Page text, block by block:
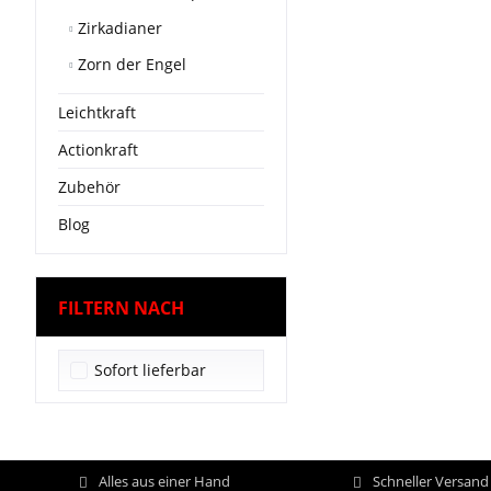
Zirkadianer
Zorn der Engel
Leichtkraft
Actionkraft
Zubehör
Blog
FILTERN NACH
Sofort lieferbar
Alles aus einer Hand Schneller